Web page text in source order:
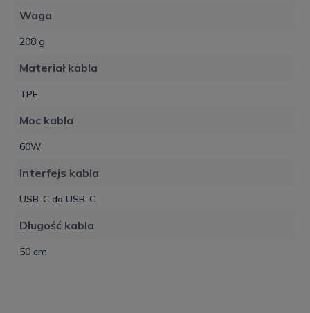
Waga
208 g
Materiał kabla
TPE
Moc kabla
60W
Interfejs kabla
USB-C do USB-C
Długość kabla
50 cm